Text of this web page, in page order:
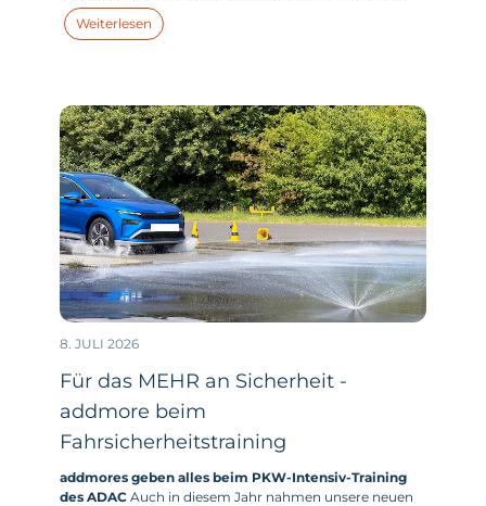
mit allen addmores - und zahlreichen addmore Kids -
zum großen addmore Sommerfest in der Strandperle
Weiterlesen
8. JULI 2026
Für das MEHR an Sicherheit -
addmore beim
Fahrsicherheitstraining
addmores geben alles beim PKW-Intensiv-Training
des ADACAuch in diesem Jahr nahmen unsere neuen